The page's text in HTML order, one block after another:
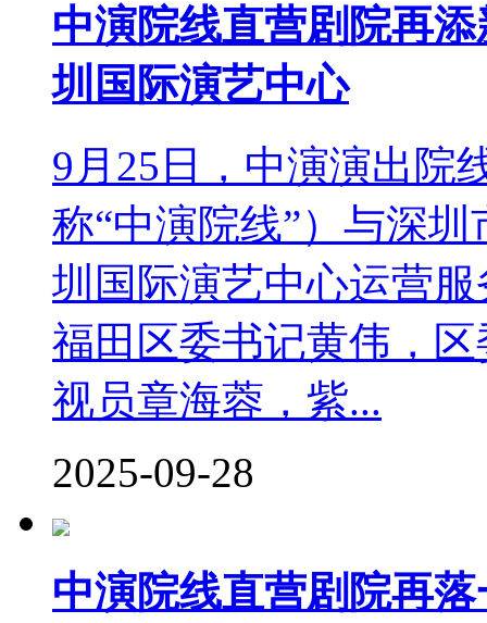
中演院线直营剧院再
圳国际演艺中心
9月25日，中演演出院
称“中演院线”）与深
圳国际演艺中心运营
福田区委书记黄伟，
视员章海蓉，紫...
2025-09-28
中演院线直营剧院再